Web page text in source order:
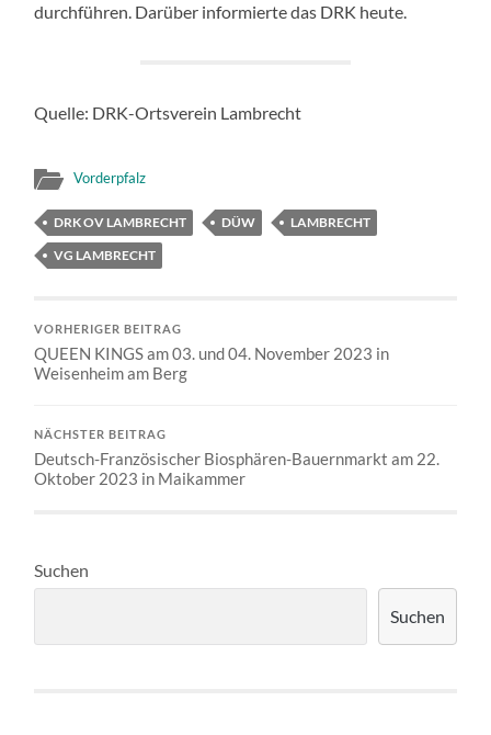
durchführen. Darüber informierte das DRK heute.
Quelle: DRK-Ortsverein Lambrecht
Vorderpfalz
DRK OV LAMBRECHT DÜW
LAMBRECHT
VG LAMBRECHT
VORHERIGER BEITRAG
QUEEN KINGS am 03. und 04. November 2023 in
Weisenheim am Berg
NÄCHSTER BEITRAG
Deutsch-Französischer Biosphären-Bauernmarkt am 22.
Oktober 2023 in Maikammer
Suchen
Suchen